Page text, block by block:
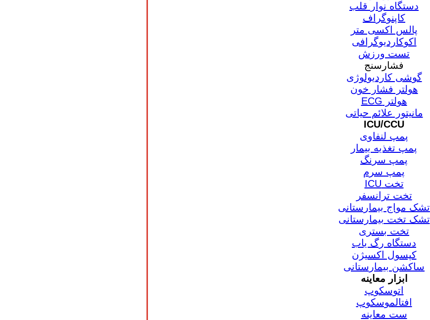
دستگاه نوار قلب
کاپنوگراف
پالس اکسی متر
اکوکاردیوگرافی
تست ورزش
فشارسنج
گوشی کاردیولوژی
هولتر فشار خون
هولتر ECG
مانیتور علائم حیاتی
ICU/CCU
پمپ لنفاوی
پمپ تغذیه بیمار
پمپ سرنگ
پمپ سرم
تخت ICU
تخت ترانسفر
تشک مواج بیمارستانی
تشک تخت بیمارستانی
تخت بستری
دستگاه رگ یاب
کپسول اکسیژن
ساکشن بیمارستانی
ابزار معاینه
اتوسکوپ
افتالموسکوپ
ست معاینه